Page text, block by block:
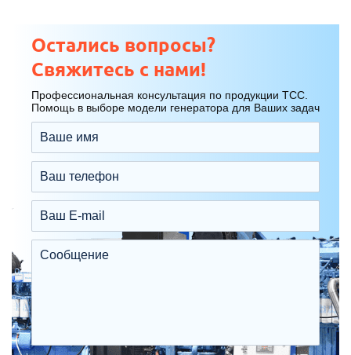
Остались вопросы?
Свяжитесь с нами!
Профессиональная консультация по продукции ТСС.
Помощь в выборе модели генератора для Ваших задач